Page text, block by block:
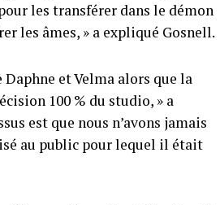
les transférer dans le démon
les âmes, » a expliqué Gosnell.
et Velma alors que la
100 % du studio, » a
est que nous n’avons jamais
au public pour lequel il était